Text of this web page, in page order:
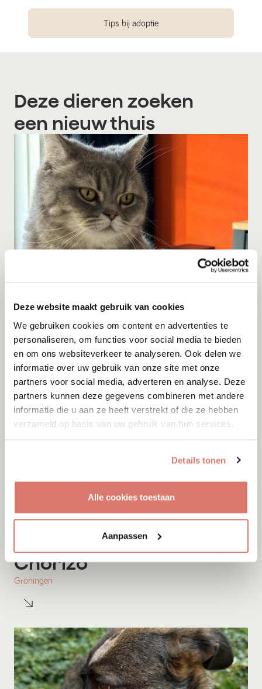
Deze website maakt gebruik van cookies
We gebruiken cookies om content en advertenties te
personaliseren, om functies voor social media te bieden
en om ons websiteverkeer te analyseren. Ook delen we
informatie over uw gebruik van onze site met onze
partners voor social media, adverteren en analyse. Deze
partners kunnen deze gegevens combineren met andere
informatie die u aan ze heeft verstrekt of die ze hebben
verzameld op basis van uw gebruik van hun services.
Details tonen
Alle cookies toestaan
Aanpassen
Tips bij adoptie
Deze dieren zoeken
een nieuw thuis
Pamuk
Chorizo
Groningen